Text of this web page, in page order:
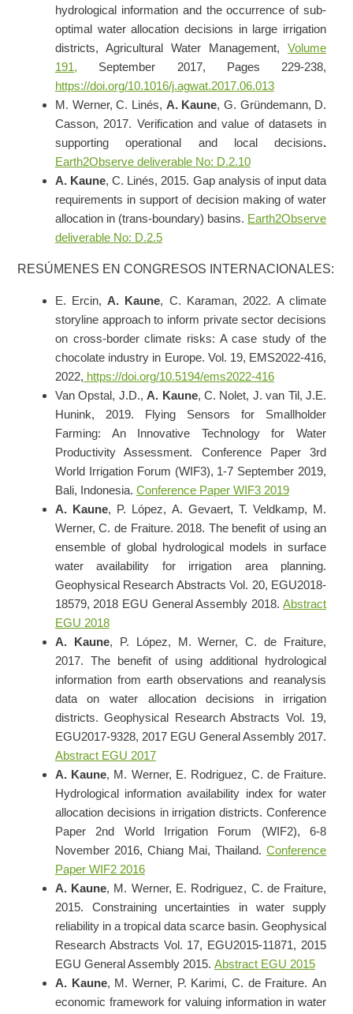
hydrological information and the occurrence of sub-
optimal water allocation decisions in large irrigation
districts, Agricultural Water Management,Volume
191,
September 2017, Pages 229-238,
https://doi.org/10.1016/j.agwat.2017.06.013
M. Werner, C. Linés, A. Kaune, G. Gründemann, D.
Casson, 2017. Verification and value of datasets in
supporting operational and local decisions.
Earth2Observe deliverable No: D.2.10
A. Kaune, C. Linés, 2015. Gap analysis of input data
requirements in support of decision making of water
allocation in (trans-boundary) basins. Earth2Observe
deliverable No: D.2.5
RESÚMENES EN CONGRESOS INTERNACIONALES:
E. Ercin, A. Kaune, C. Karaman, 2022. A climate
storyline approach to inform private sector decisions
on cross-border climate risks: A case study of the
chocolate industry in Europe. Vol. 19, EMS2022-416,
2022, https://doi.org/10.5194/ems2022-416
Van Opstal, J.D., A. Kaune, C. Nolet, J. van Til, J.E.
Hunink, 2019.
Flying Sensors for Smallholder
Farming: An Innovative Technology for Water
Productivity Assessment. Conference Paper 3rd
World Irrigation Forum (WIF3), 1-7 September 2019,
Bali, Indonesia. Conference Paper WIF3 2019
A. Kaune, P. López, A. Gevaert, T. Veldkamp, M.
Werner, C. de Fraiture. 2018. The benefit of using an
ensemble of global hydrological models in surface
water availability for irrigation area planning.
Geophysical Research Abstracts Vol. 20, EGU2018-
18579, 2018 EGU General Assembly 2018.Abstract
EGU 2018
A. Kaune, P. López, M. Werner, C. de Fraiture,
2017. The benefit of using additional hydrological
information from earth observations and reanalysis
data on water allocation decisions in irrigation
districts. Geophysical Research Abstracts Vol. 19,
EGU2017-9328, 2017 EGU General Assembly 2017.
Abstract EGU 2017
A. Kaune, M. Werner, E. Rodriguez, C. de Fraiture.
Hydrological information availability index for water
allocation decisions in irrigation districts. Conference
Paper 2nd World Irrigation Forum (WIF2), 6-8
November 2016, Chiang Mai, Thailand.Conference
Paper WIF2 2016
A. Kaune, M. Werner, E. Rodriguez, C. de Fraiture,
2015. Constraining uncertainties in water supply
reliability in a tropical data scarce basin. Geophysical
Research Abstracts Vol. 17, EGU2015-11871, 2015
EGU General Assembly 2015. Abstract EGU 2015
A. Kaune, M. Werner, P. Karimi, C. de Fraiture.An
economic framework for valuing information in water